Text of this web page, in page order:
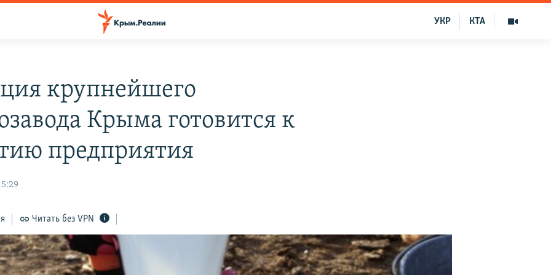
КТА
УКР
крупнейшего
Крыма готовится к
предприятия
Читать без VPN